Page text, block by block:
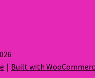
Built with